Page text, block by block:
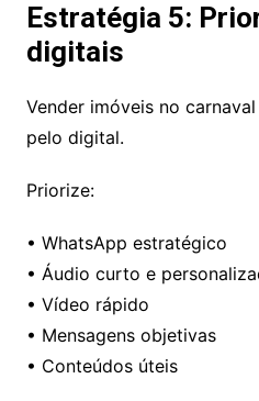
Estratégia 5:
digitais
Vender imóveis no
pelo digital.
Priorize:
• WhatsApp estratégico
• Áudio curto e
• Vídeo rápido
• Mensagens objetivas
• Conteúdos úteis